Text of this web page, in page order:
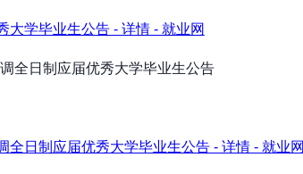
大学毕业生公告 - 详情 - 就业网
全日制应届优秀大学毕业生公告
全日制应届优秀大学毕业生公告 - 详情 - 就业网